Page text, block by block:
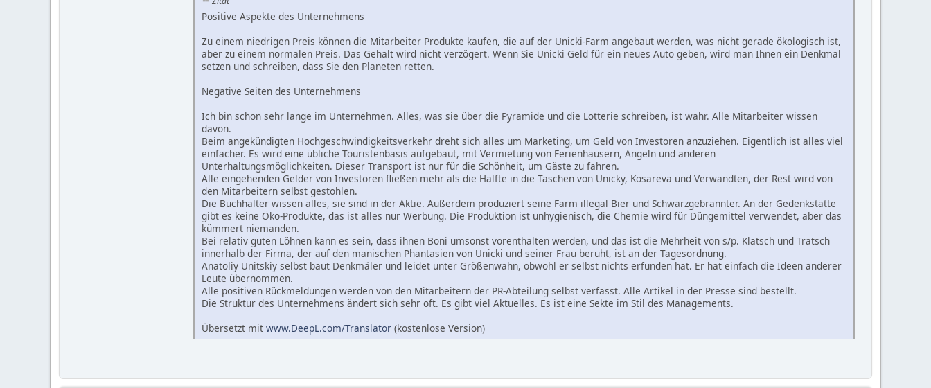
Positive Aspekte des Unternehmens
Zu einem niedrigen Preis können die Mitarbeiter Produkte kaufen, die auf der Unicki-Farm angebaut werden, was nicht gerade ökologisch ist,
aber zu einem normalen Preis. Das Gehalt wird nicht verzögert. Wenn Sie Unicki Geld für ein neues Auto geben, wird man Ihnen ein Denkmal
setzen und schreiben, dass Sie den Planeten retten.
Negative Seiten des Unternehmens
Ich bin schon sehr lange im Unternehmen. Alles, was sie über die Pyramide und die Lotterie schreiben, ist wahr. Alle Mitarbeiter wissen
davon.
Beim angekündigten Hochgeschwindigkeitsverkehr dreht sich alles um Marketing, um Geld von Investoren anzuziehen. Eigentlich ist alles viel
einfacher. Es wird eine übliche Touristenbasis aufgebaut, mit Vermietung von Ferienhäusern, Angeln und anderen
Unterhaltungsmöglichkeiten. Dieser Transport ist nur für die Schönheit, um Gäste zu fahren.
Alle eingehenden Gelder von Investoren fließen mehr als die Hälfte in die Taschen von Unicky, Kosareva und Verwandten, der Rest wird von
den Mitarbeitern selbst gestohlen.
Die Buchhalter wissen alles, sie sind in der Aktie. Außerdem produziert seine Farm illegal Bier und Schwarzgebrannter. An der Gedenkstätte
gibt es keine Öko-Produkte, das ist alles nur Werbung. Die Produktion ist unhygienisch, die Chemie wird für Düngemittel verwendet, aber das
kümmert niemanden.
Bei relativ guten Löhnen kann es sein, dass ihnen Boni umsonst vorenthalten werden, und das ist die Mehrheit von s/p. Klatsch und Tratsch
innerhalb der Firma, der auf den manischen Phantasien von Unicki und seiner Frau beruht, ist an der Tagesordnung.
Anatoliy Unitskiy selbst baut Denkmäler und leidet unter Größenwahn, obwohl er selbst nichts erfunden hat. Er hat einfach die Ideen anderer
Leute übernommen.
Alle positiven Rückmeldungen werden von den Mitarbeitern der PR-Abteilung selbst verfasst. Alle Artikel in der Presse sind bestellt.
Die Struktur des Unternehmens ändert sich sehr oft. Es gibt viel Aktuelles. Es ist eine Sekte im Stil des Managements.
Übersetzt mit www.DeepL.com/Translator (kostenlose Version)